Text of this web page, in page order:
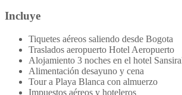
Incluye
Tiquetes aéreos saliendo desde Bogota
Traslados aeropuerto Hotel Aeropuerto
Alojamiento 3 noches en el hotel
Alimentación desayuno y cena
Tour a Playa Blanca con almuerzo
Impuestos aéreos y hoteleros